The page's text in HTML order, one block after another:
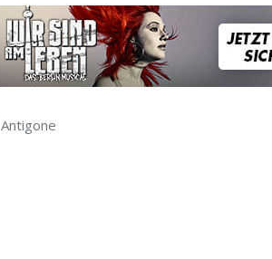
Antigone